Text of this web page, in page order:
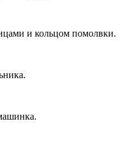
и кольцом помолвки.